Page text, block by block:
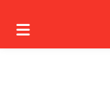
Izbornik